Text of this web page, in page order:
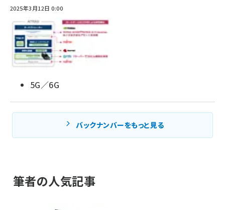
2025年3月12日 0:00
5G／6G
バックナンバーをもっと見る
筆者の人気記事